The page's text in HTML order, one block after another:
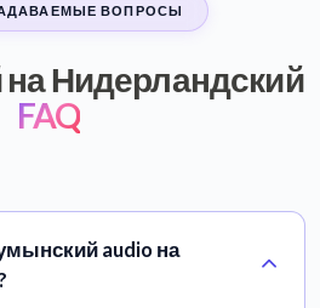
ВОПРОСЫ
Нидерландский
FAQ
audio на